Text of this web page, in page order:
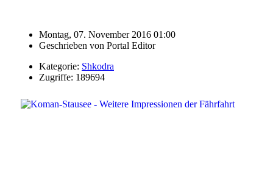
Montag, 07. November 2016 01:00
Geschrieben von Portal Editor
Kategorie: Shkodra
Zugriffe: 189694